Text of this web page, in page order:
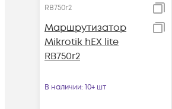
RB750r2
Маршрутизатор
Mikrotik hEX lite
RB750r2
В наличии: 10+ шт